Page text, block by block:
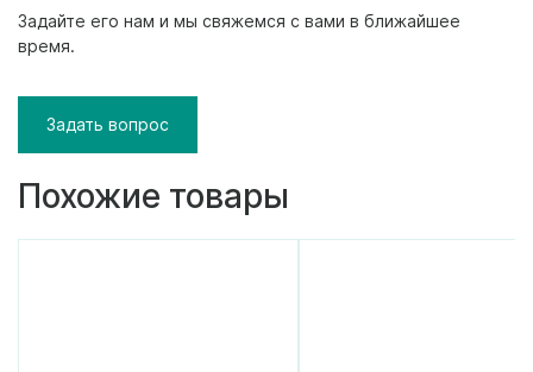
Задайте его нам и мы свяжемся с вами в ближайшее
время.
Задать вопрос
Похожие товары